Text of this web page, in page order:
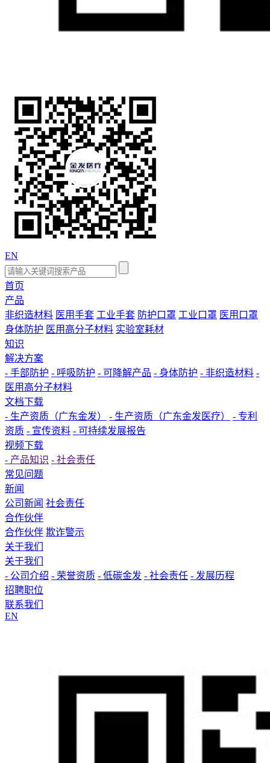
EN
首页
产品
非织造材料 医用手套 工业手套 防护口罩 工业口罩 医用口罩
身体防护 医用高分子材料 实验室耗材
知识
解决方案
- 手部防护 - 呼吸防护 - 可降解产品 - 身体防护 - 非织造材料 -
医用高分子材料
文档下载
- 生产资质（广东金发）
- 生产资质（广东金发医疗）
- 专利
资质 - 宣传资料 - 可持续发展报告
视频下载
- 产品知识 - 社会责任
常见问题
新闻
公司新闻 社会责任
合作伙伴
合作伙伴 欺诈警示
关于我们
关于我们
- 公司介绍 - 荣誉资质 - 低碳金发 - 社会责任 - 发展历程
招聘职位
联系我们
EN